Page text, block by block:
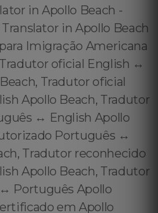
in Apollo Beach -
in Apollo Beach
Imigração Americana
oficial English ↔️
Tradutor oficial
Apollo Beach, Tradutor
↔️ English Apollo
Português ↔️
Tradutor reconhecido
Apollo Beach, Tradutor
Português Apollo
em Apollo